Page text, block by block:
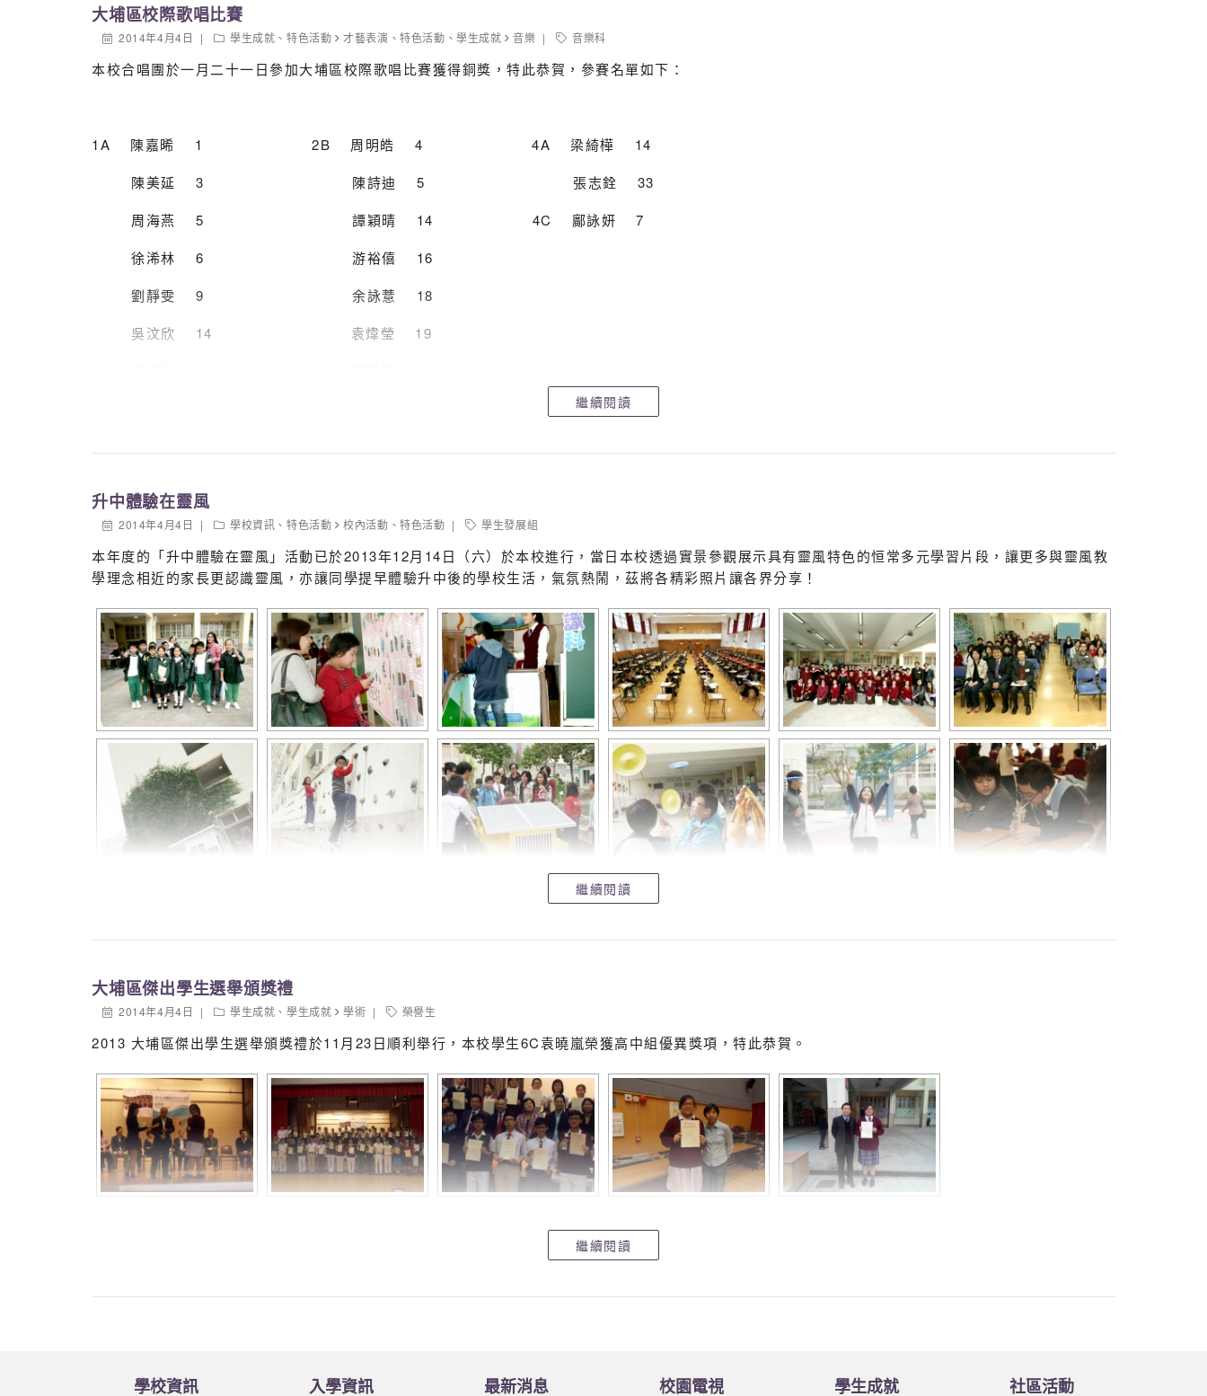
大埔區校際歌唱比賽
2014年4月4日 學生成就 、 特色活動 才藝表演 、特色活動 、學生成就 音樂 音樂科
本校合唱團於一月二十一日參加大埔區校際歌唱比賽獲得銅獎，特此恭賀，參賽名單如下：
1A 陳嘉晞 1 2B 周明皓 4 4A 梁綺樺 14
陳美延 3 陳詩迪 5 張志銓 33
周海燕 5 譚穎晴 14 4C 鄺詠妍 7
徐浠林 6 游裕僖 16
劉靜雯 9 余詠薏 18
吳汶欣 14 袁煒瑩 19
蘇僥嵐 17 香秉言 25 5B 黃俊仁 31
張思朗 27 5E 王子婷 5
羅毓霖 30 3A 李樂童 6 梁國威 17
黃啓僖 37 3C 陳可兒 2
1B 蔡考霖 2 蔡詠琳 6
徐巧兒 7 葉清怡 7
羅永希 22 黎天珈 8
伍卓康 23 唐嘉珮 17
1C 陶靖儀 9 袁詠淇 21
1D 林靜欣 1 楊世頌 40
梁智樂 3
胡韻詩 7
繼續閱讀
升中體驗在靈風
2014年4月4日 學校資訊 、 特色活動 校內活動 、特色活動 學生發展組
本年度的「升中體驗在靈風」活動已於2013年12月14日（六）於本校進行，當日本校透過實景參觀展示具有靈風特色的恒常多元學習片段，讓更多與靈風教
學理念相近的家長更認識靈風，亦讓同學提早體驗升中後的學校生活，氣氛熱鬧，茲將各精彩照片讓各界分享！
繼續閱讀
大埔區傑出學生選舉頒獎禮
2014年4月4日 學生成就 、 學生成就 學術 榮譽生
2013 大埔區傑出學生選舉頒獎禮於11月23日順利舉行，本校學生6C袁曉嵐榮獲高中組優異獎項，特此恭賀。
繼續閱讀
學校資訊 入學資訊 最新消息 校園電視 學生成就 社區活動